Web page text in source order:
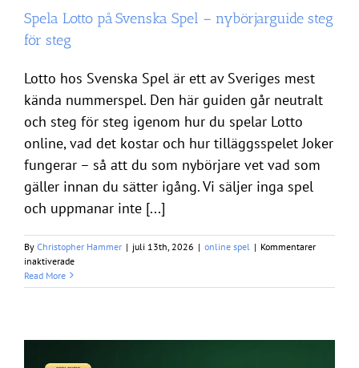
Spela Lotto på Svenska Spel – nybörjarguide steg
för steg
Lotto hos Svenska Spel är ett av Sveriges mest
kända nummerspel. Den här guiden går neutralt
och steg för steg igenom hur du spelar Lotto
online, vad det kostar och hur tilläggsspelet Joker
fungerar – så att du som nybörjare vet vad som
gäller innan du sätter igång. Vi säljer inga spel
och uppmanar inte [...]
By Christopher Hammer | juli 13th, 2026 | online spel | Kommentarer
inaktiveradeför
Lotto
nybörjarguide
Read More